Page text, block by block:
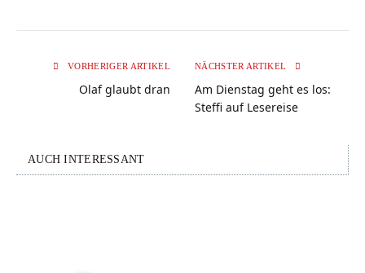
VORHERIGER ARTIKEL
Olaf glaubt dran
NÄCHSTER ARTIKEL
Am Dienstag geht es los:
Steffi auf Lesereise
AUCH INTERESSANT